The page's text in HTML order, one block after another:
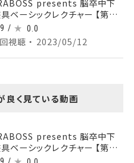
presents 脳卒中下
ベーシックレクチャー 【第7
性期から始める装具療法
/ 0.0
視聴 ・ 2023/05/12
良く見ている動画
presents 脳卒中下
ベーシックレクチャー 【第7
性期から始める装具療法